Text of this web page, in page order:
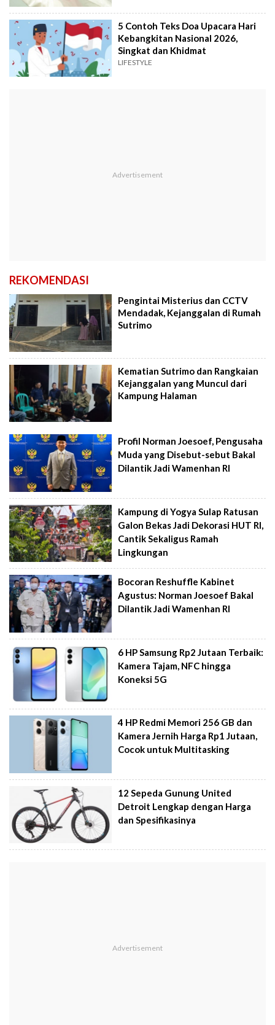
5 Contoh Teks Doa Upacara Hari
Kebangkitan Nasional 2026,
Singkat dan Khidmat
LIFESTYLE
REKOMENDASI
Pengintai Misterius dan CCTV
Mendadak, Kejanggalan di Rumah
Sutrimo
Kematian Sutrimo dan Rangkaian
Kejanggalan yang Muncul dari
Kampung Halaman
Profil Norman Joesoef, Pengusaha
Muda yang Disebut-sebut Bakal
Dilantik Jadi Wamenhan RI
Kampung di Yogya Sulap Ratusan
Galon Bekas Jadi Dekorasi HUT RI,
Cantik Sekaligus Ramah
Lingkungan
Bocoran Reshuffle Kabinet
Agustus: Norman Joesoef Bakal
Dilantik Jadi Wamenhan RI
6 HP Samsung Rp2 Jutaan Terbaik:
Kamera Tajam, NFC hingga
Koneksi 5G
4 HP Redmi Memori 256 GB dan
Kamera Jernih Harga Rp1 Jutaan,
Cocok untuk Multitasking
12 Sepeda Gunung United
Detroit Lengkap dengan Harga
dan Spesifikasinya